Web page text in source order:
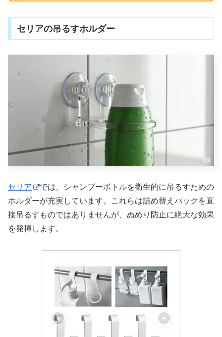
セリアの吊るすホルダー
セリア
では、シャンプーボトルを衛生的に吊るすための
ホルダーが充実しています。これらは詰め替えパックを直
接吊るすものではありませんが、ぬめり防止に絶大な効果
を発揮します。